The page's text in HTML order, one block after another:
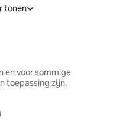
tonen
en voor sommige
toepassing zijn.